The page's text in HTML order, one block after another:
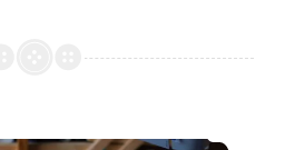
DIY Couture : Réalisation de jolis petits cotons démaquillants lavables